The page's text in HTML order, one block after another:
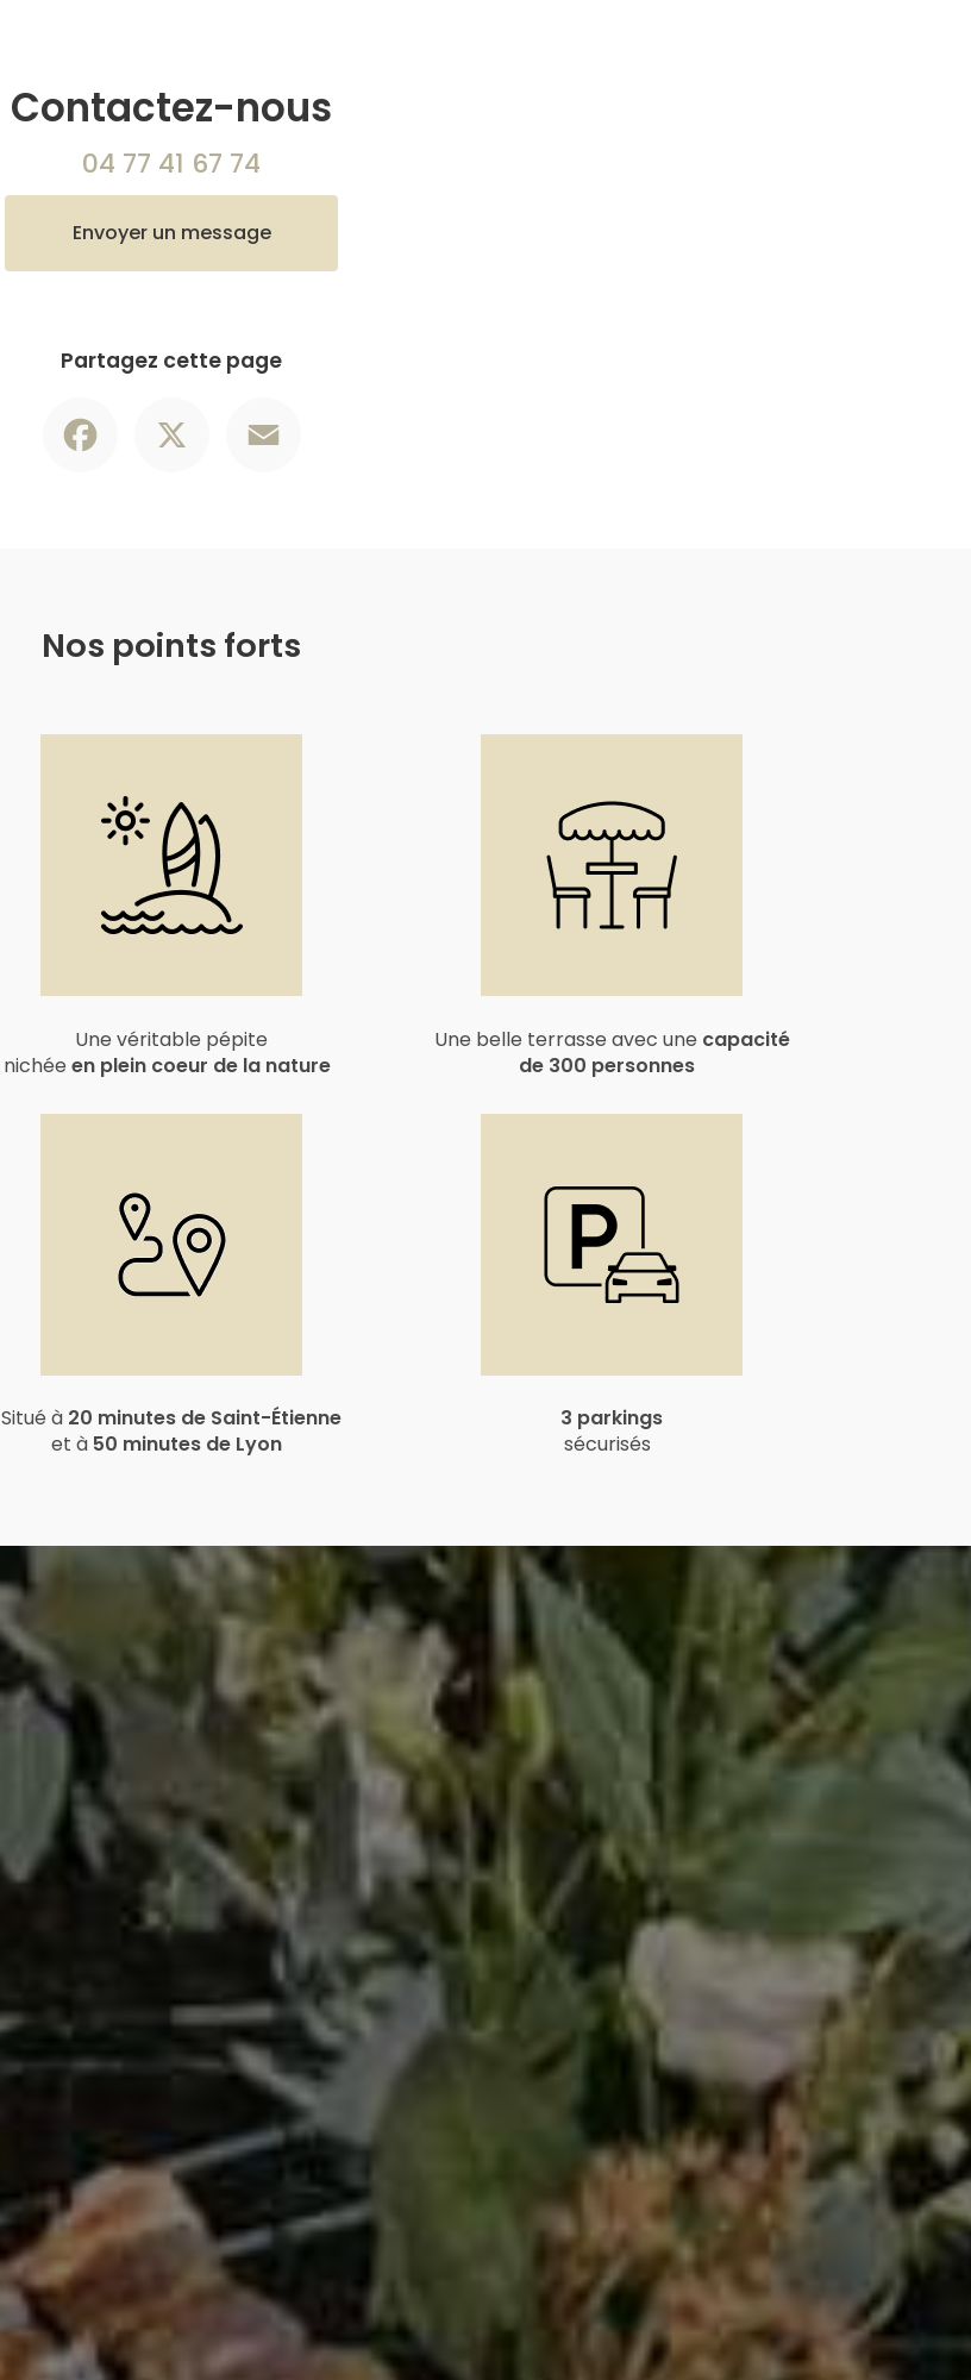
Contactez-nous
04 77 41 67 74
Envoyer un message
Partagez cette page
Nos points forts
Une véritable pépite
nichée en plein coeur de la nature
Une belle terrasse avec une capacité
de 300 personnes
Situé à 20 minutes de Saint-Étienne
et à 50 minutes de Lyon
3 parkings
sécurisés